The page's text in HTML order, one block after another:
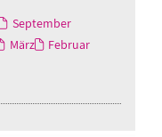
September
März
Februar